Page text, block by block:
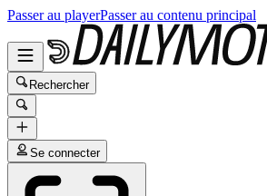
Passer au playerPasser au contenu principal
Rechercher
Se connecter